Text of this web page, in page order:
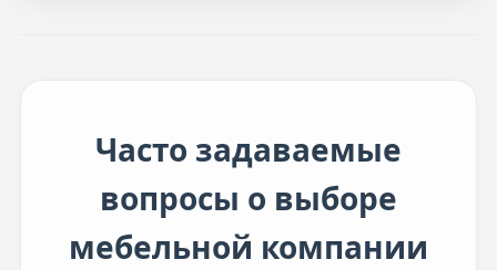
Часто задаваемые
вопросы о выборе
мебельной компании